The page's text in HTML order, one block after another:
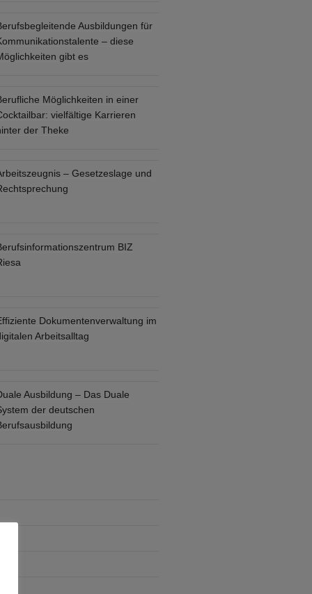
Ausbildungen für
– diese
gibt es
Möglichkeiten in einer
vielfältige Karrieren
der Theke
– Gesetzeslage und
BIZ
Dokumentenverwaltung im
Arbeitsalltag
Ausbildung – Das Duale
der deutschen